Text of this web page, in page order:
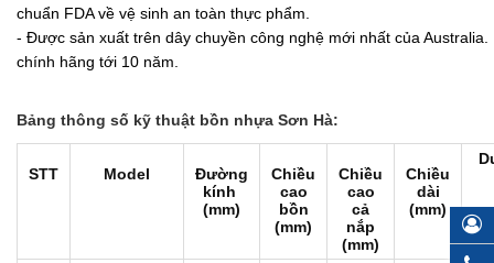
chuẩn FDA về vệ sinh an toàn thực phẩm.
- Được sản xuất trên dây chuyền công nghệ mới nhất của Australia.
chính hãng tới 10 năm.
Bảng thông số kỹ thuật bồn nhựa Sơn Hà:
STT Model
Đường
kính
(mm)
Chiều
cao
bồn
(mm)
Chiều
cao
cả
nắp
(mm)
Chiều
dài
(mm)